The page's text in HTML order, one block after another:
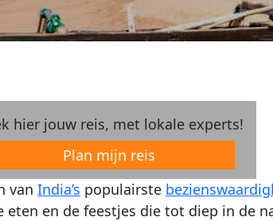
hier jouw reis, met lokale experts!
Plan mijn reis
van India’s populairste
en de feestjes die tot diep in de